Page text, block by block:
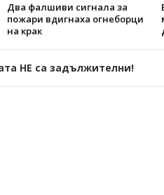
Два фалшиви сигнала за
пожари вдигнаха огнеборци
на крак
НЕ са задължителни!